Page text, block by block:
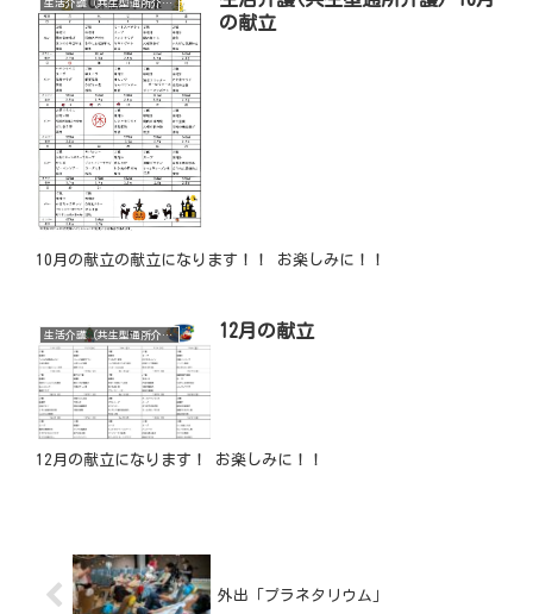
生活介護（共生型通所介護）
の献立
10月の献立の献立になります！！ お楽しみに！！
生活介護（共生型通所介護） 12月の献立
12月の献立になります！ お楽しみに！！
外出「プラネタリウム」